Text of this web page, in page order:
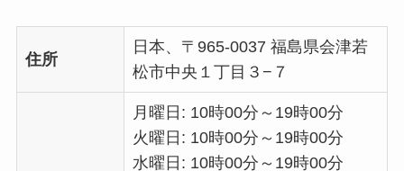
住所
日本、〒965-0037 福島県会津若
松市中央１丁目３−７
月曜日: 10時00分～19時00分
火曜日: 10時00分～19時00分
水曜日: 10時00分～19時00分